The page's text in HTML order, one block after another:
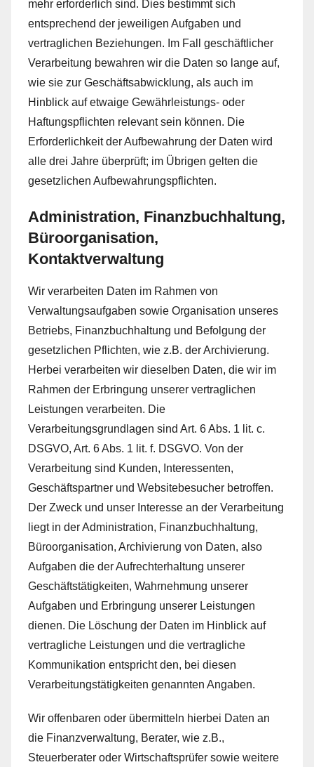
mehr erforderlich sind. Dies bestimmt sich
entsprechend der jeweiligen Aufgaben und
vertraglichen Beziehungen. Im Fall geschäftlicher
Verarbeitung bewahren wir die Daten so lange auf,
wie sie zur Geschäftsabwicklung, als auch im
Hinblick auf etwaige Gewährleistungs- oder
Haftungspflichten relevant sein können. Die
Erforderlichkeit der Aufbewahrung der Daten wird
alle drei Jahre überprüft; im Übrigen gelten die
gesetzlichen Aufbewahrungspflichten.
Administration, Finanzbuchhaltung,
Büroorganisation,
Kontaktverwaltung
Wir verarbeiten Daten im Rahmen von
Verwaltungsaufgaben sowie Organisation unseres
Betriebs, Finanzbuchhaltung und Befolgung der
gesetzlichen Pflichten, wie z.B. der Archivierung.
Herbei verarbeiten wir dieselben Daten, die wir im
Rahmen der Erbringung unserer vertraglichen
Leistungen verarbeiten. Die
Verarbeitungsgrundlagen sind Art. 6 Abs. 1 lit. c.
DSGVO, Art. 6 Abs. 1 lit. f. DSGVO. Von der
Verarbeitung sind Kunden, Interessenten,
Geschäftspartner und Websitebesucher betroffen.
Der Zweck und unser Interesse an der Verarbeitung
liegt in der Administration, Finanzbuchhaltung,
Büroorganisation, Archivierung von Daten, also
Aufgaben die der Aufrechterhaltung unserer
Geschäftstätigkeiten, Wahrnehmung unserer
Aufgaben und Erbringung unserer Leistungen
dienen. Die Löschung der Daten im Hinblick auf
vertragliche Leistungen und die vertragliche
Kommunikation entspricht den, bei diesen
Verarbeitungstätigkeiten genannten Angaben.
Wir offenbaren oder übermitteln hierbei Daten an
die Finanzverwaltung, Berater, wie z.B.,
Steuerberater oder Wirtschaftsprüfer sowie weitere